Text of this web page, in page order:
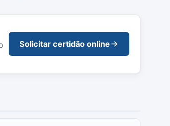
Solicitar certidão online